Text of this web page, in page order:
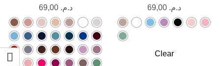
د.م. د.م.
Clear